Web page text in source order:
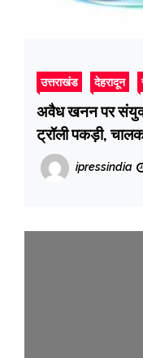
उत्तराखंड देहरादून
अवैध खनन पर
ट्रॉली पकड़ी,
ipressindia